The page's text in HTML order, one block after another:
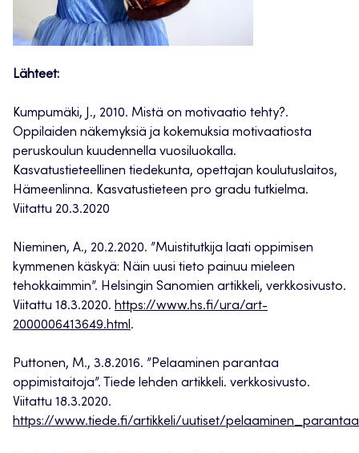
Lähteet:
Kumpumäki, J., 2010. Mistä on motivaatio tehty?.
Oppilaiden näkemyksiä ja kokemuksia motivaatiosta
peruskoulun kuudennella vuosiluokalla.
Kasvatustieteellinen tiedekunta, opettajan koulutuslaitos,
Hämeenlinna. Kasvatustieteen pro gradu tutkielma.
Viitattu 20.3.2020
Nieminen, A., 20.2.2020. ”Muistitutkija laati oppimisen
kymmenen käskyä: Näin uusi tieto painuu mieleen
tehokkaimmin”. Helsingin Sanomien artikkeli, verkkosivusto.
Viitattu 18.3.2020. https://www.hs.fi/ura/art-
2000006413649.html.
Puttonen, M., 3.8.2016. ”Pelaaminen parantaa
oppimistaitoja”. Tiede lehden artikkeli. verkkosivusto.
Viitattu 18.3.2020.
https://www.tiede.fi/artikkeli/uutiset/